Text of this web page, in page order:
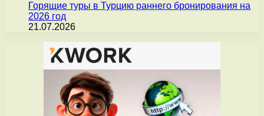
Горящие туры в Турцию раннего бронирования на
2026 год
21.07.2026